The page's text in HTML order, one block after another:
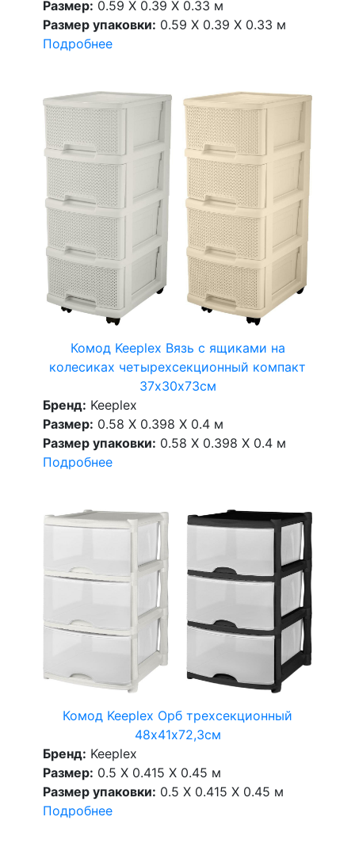
Размер: 0.59 X 0.39 X 0.33 м
Размер упаковки: 0.59 X 0.39 X 0.33 м
Подробнее
Комод Keeplex Вязь с ящиками на
колесиках четырехсекционный компакт
37х30х73см
Бренд: Keeplex
Размер: 0.58 X 0.398 X 0.4 м
Размер упаковки: 0.58 X 0.398 X 0.4 м
Подробнее
Комод Keeplex Орб трехсекционный
48х41х72,3см
Бренд: Keeplex
Размер: 0.5 X 0.415 X 0.45 м
Размер упаковки: 0.5 X 0.415 X 0.45 м
Подробнее